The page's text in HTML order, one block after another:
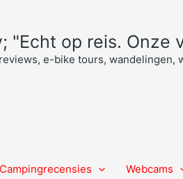
"Echt op reis. Onze
e-bike tours,
Campingrecensies Webcams